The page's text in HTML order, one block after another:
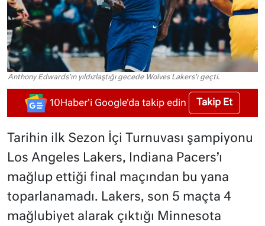
Anthony Edwards'ın yıldızlaştığı gecede Wolves Lakers'ı geçti.
10Haber'i Google'da takip edin Takip Et
Tarihin ilk Sezon İçi Turnuvası şampiyonu
Los Angeles Lakers, Indiana Pacers’ı
mağlup ettiği final maçından bu yana
toparlanamadı. Lakers, son 5 maçta 4
mağlubiyet alarak çıktığı Minnesota